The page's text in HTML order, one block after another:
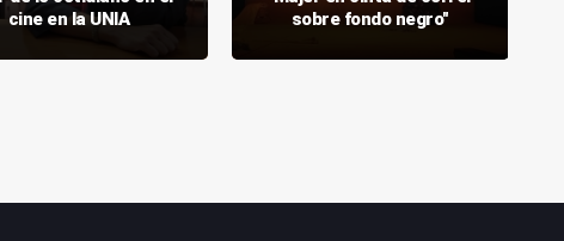
cine en la UNIA
sobre fondo negro"